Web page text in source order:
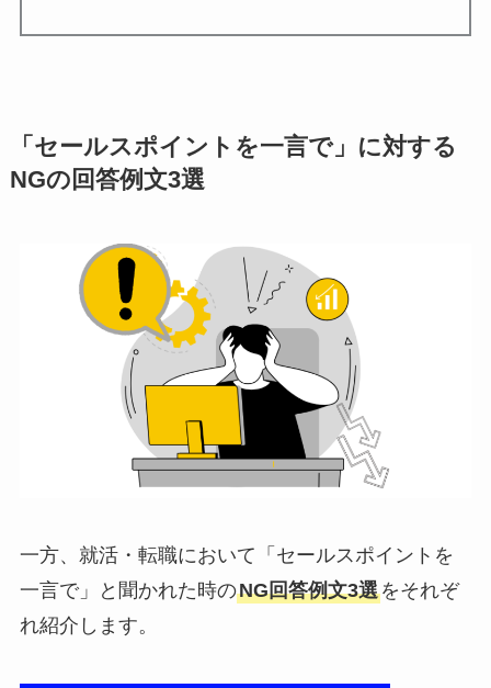
「セールスポイントを一言で」に対する
NGの回答例文3選
一方、就活・転職において「セールスポイントを
一言で」と聞かれた時のNG回答例文3選をそれぞ
れ紹介します。